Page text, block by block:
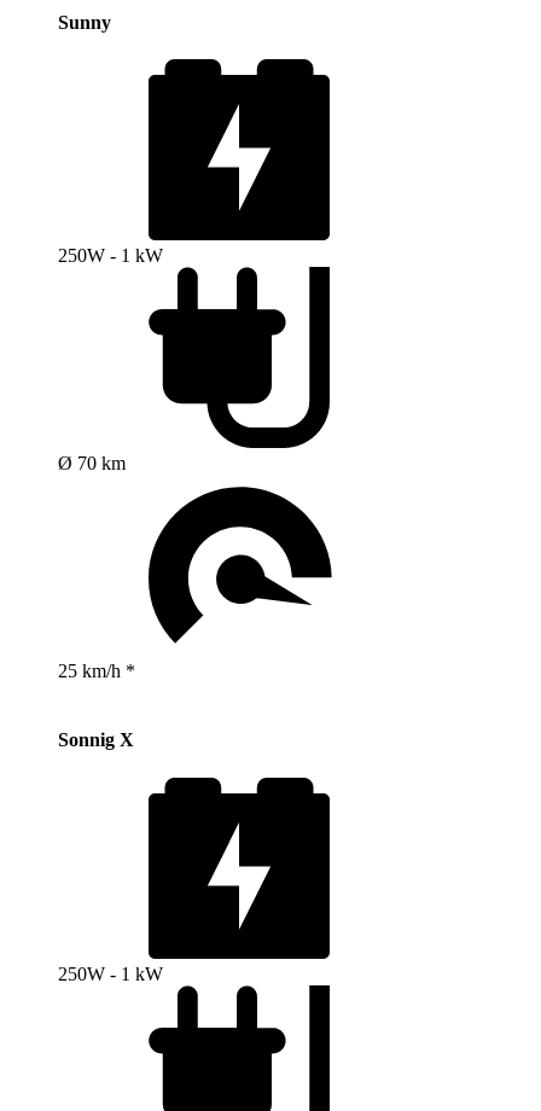
Sunny
250W - 1 kW
Ø 70 km
25 km/h *
Sonnig X
250W - 1 kW